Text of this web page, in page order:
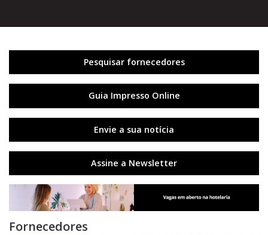
Pesquisar fornecedores
Guia Impresso Online
Envie a sua notícia
Assine a Newsletter
Fornecedores